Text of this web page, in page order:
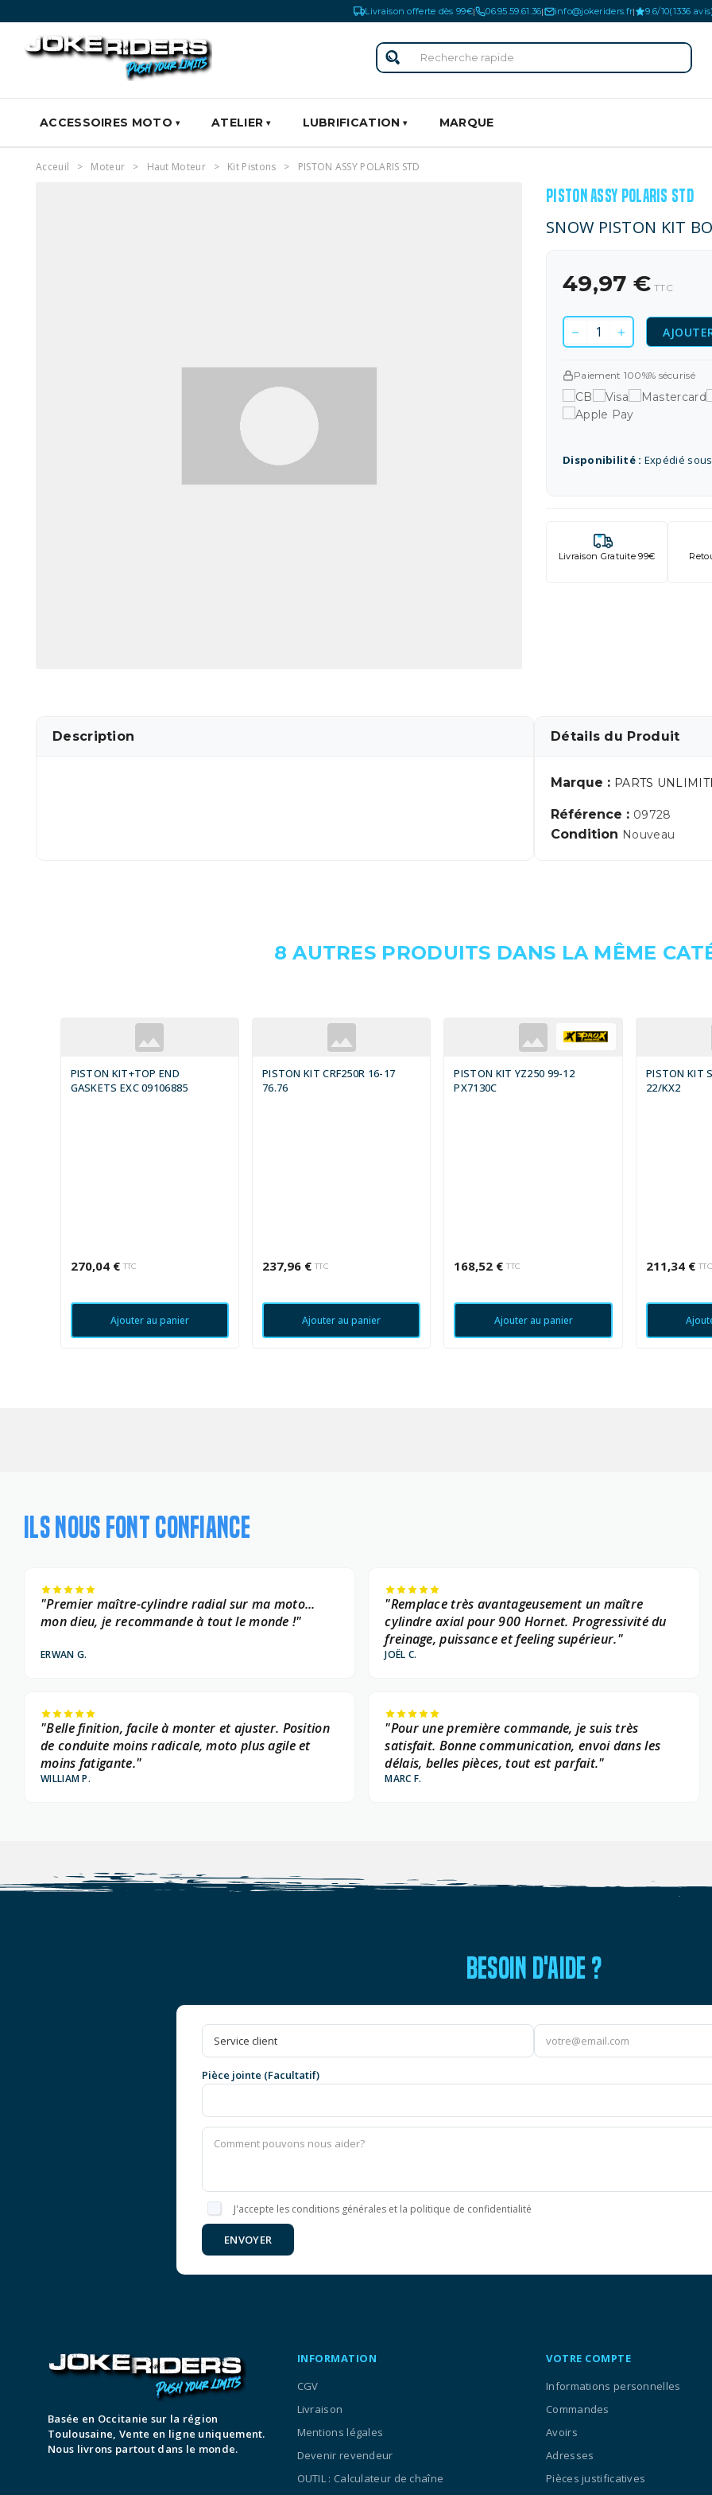
Livraison offerte dès 99€| 06.95.59.61.36| info@jokeriders.fr| 9.6/10(1336 avis)
ACCESSOIRES MOTO ATELIER LUBRIFICATION MARQUE
Acceuil Moteur Haut Moteur Kit Pistons PISTON ASSY POLARIS STD
PISTON ASSY POLARIS STD
SNOW PISTON KIT
49,97 € TTC
Paiement 100%% sécurisé
Disponibilité : Expédié
Livraison Gratuite 99€
Description Détails du Produit
Marque : PARTS
Référence : 09728
Condition Nouveau
8 AUTRES PRODUITS DANS LA MÊME
PISTON KIT+TOP END
GASKETS EXC 09106885
270,04 € TTC
Ajouter au panier
PISTON KIT CRF250R 16-17
76.76
237,96 € TTC
Ajouter au panier
PISTON KIT YZ250 99-12
PX7130C
168,52 € TTC
Ajouter au panier
PISTON KIT
22/KX2
211,34 € TTC
ILS NOUS FONT CONFIANCE
"Premier maître-cylindre radial sur ma moto...
mon dieu, je recommande à tout le monde !"
ERWAN G.
"Remplace très avantageusement un maître
cylindre axial pour 900 Hornet. Progressivité du
freinage, puissance et feeling supérieur."
JOËL C.
"Belle finition, facile à monter et ajuster. Position
de conduite moins radicale, moto plus agile et
moins fatigante."
WILLIAM P.
"Pour une première commande, je suis très
satisfait. Bonne communication, envoi dans les
délais, belles pièces, tout est parfait."
MARC F.
BESOIN D'AIDE ?
Pièce jointe (Facultatif)
J'accepte les conditions générales et la politique de confidentialité
ENVOYER
Basée en Occitanie sur la région
Toulousaine, Vente en ligne uniquement.
Nous livrons partout dans le monde.
INFORMATION
CGV
Livraison
Mentions légales
Devenir revendeur
OUTIL : Calculateur de chaîne
VOTRE COMPTE
Informations personnelles
Commandes
Avoirs
Adresses
Pièces justificatives